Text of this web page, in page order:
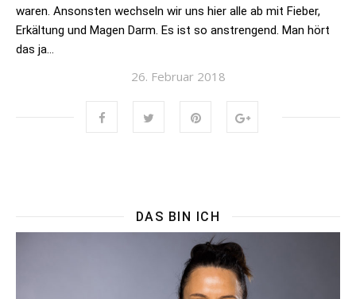
waren. Ansonsten wechseln wir uns hier alle ab mit Fieber,
Erkältung und Magen Darm. Es ist so anstrengend. Man hört
das ja…
26. Februar 2018
DAS BIN ICH